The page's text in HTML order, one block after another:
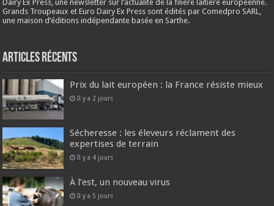
Dairy Ex Press, une newsletter sur l’actualité de la filière laitière européenne.
Grands Troupeaux et Euro Dairy Ex Press sont édités par Comedpro SARL,
une maison d’éditions indépendante basée en Sarthe.
Articles récents
Prix du lait européen : la France résiste mieux
Il y a 2 jours
Sécheresse : les éleveurs réclament des
expertises de terrain
Il y a 4 jours
À l’est, un nouveau virus
Il y a 5 jours